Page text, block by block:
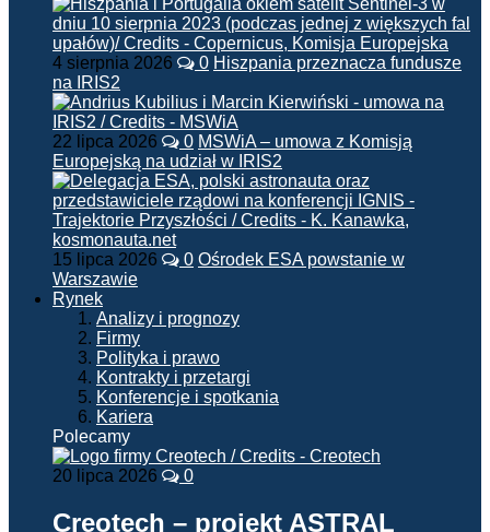
4 sierpnia 2026 0 Hiszpania przeznacza fundusze
na IRIS2
22 lipca 2026 0 MSWiA – umowa z Komisją
Europejską na udział w IRIS2
15 lipca 2026 0 Ośrodek ESA powstanie w
Warszawie
Rynek
Analizy i prognozy
Firmy
Polityka i prawo
Kontrakty i przetargi
Konferencje i spotkania
Kariera
Polecamy
20 lipca 2026 0
Creotech – projekt ASTRAL